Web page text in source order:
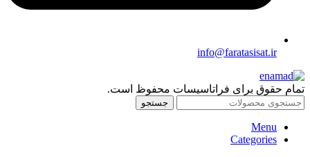
info@faratasisat.ir
تمام حقوق برای فراتاسیسات محفوظ است.
جستجو
Menu
Categories